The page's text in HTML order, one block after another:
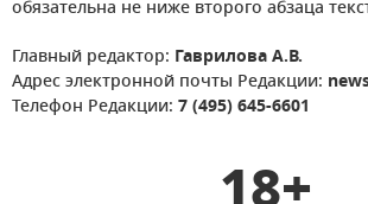
обязательна не ниже второго абзаца
Главный редактор: Гаврилова А.В.
Адрес электронной почты Редакции:
Телефон Редакции: 7 (495) 645-6601